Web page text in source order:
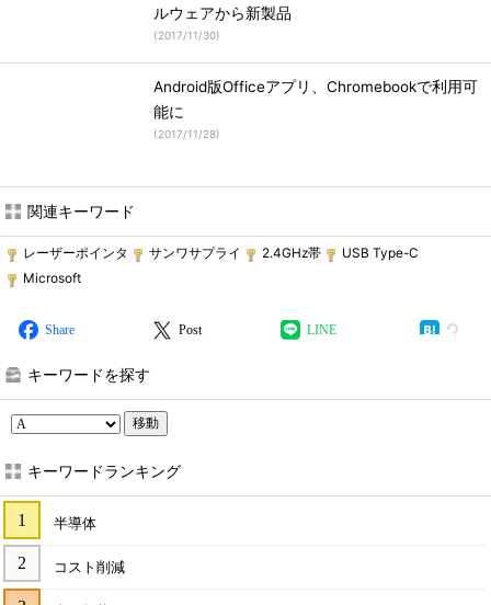
ルウェアから新製品
(2017/11/30)
Android版Officeアプリ、Chromebookで利用可
能に
(2017/11/28)
関連キーワード
レーザーポインタ サンワサプライ 2.4GHz帯
USB Type-C
Microsoft
Share Post LINE
キーワードを探す
移動
キーワードランキング
半導体
コスト削減